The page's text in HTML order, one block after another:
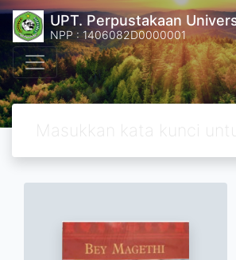
UPT. Perpustakaan
NPP : 1406082D0000001